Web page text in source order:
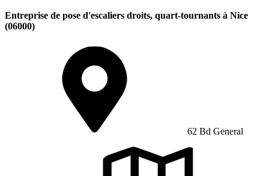
Entreprise de pose d'escaliers droits, quart-tournants à Nice
(06000)
62 Bd General